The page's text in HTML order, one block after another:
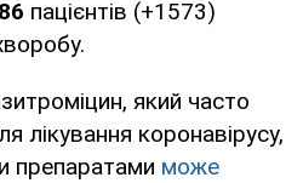
пацієнтів (+1573)
який часто
лікування коронавірусу,
препаратами може